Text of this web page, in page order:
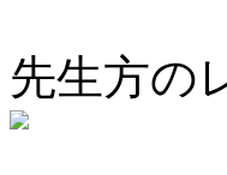
先生方の